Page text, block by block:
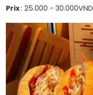
Prix: 25.000 - 30.000VND